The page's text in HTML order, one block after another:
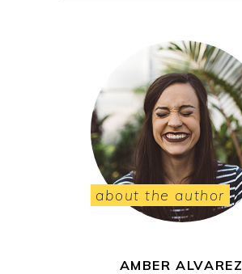
about the author
AMBER ALVAREZ